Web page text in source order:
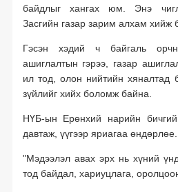
байдлыг хангах юм. Энэ
Засгийн газар зарим алхам хийж
Гэсэн хэдий ч байгаль
ашиглалтын гэрээ, газар
ил тод, олон нийтийн хяналтад
зүйлийг хийх боломж байна.
НҮБ-ын Ерөнхий нарийн
давтаж, үүгээр яриагаа өндөрлөе.
"Мэдээлэл авах эрх нь хүний
тод байдал, хариуцлага,